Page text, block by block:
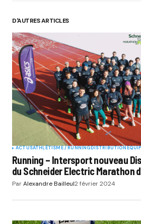
D'AUTRES ARTICLES
ACTUSATHLÉTISME / RUNNING DISTRIBUTION
Running – Intersport nouveau
du Schneider Electric Marathon
ParAlexandre Bailleul2 février 2024